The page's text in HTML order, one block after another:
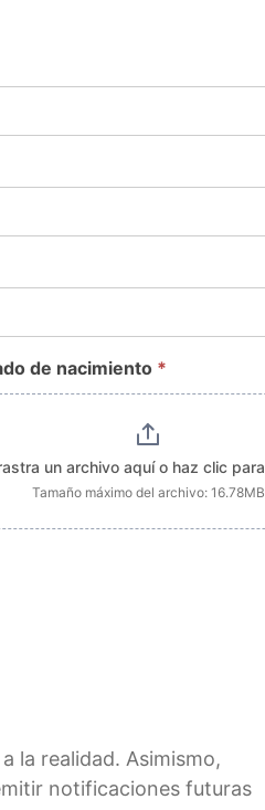
de nacimiento *
un archivo aquí o haz clic
Tamaño máximo del archivo: 16.78MB
la realidad. Asimismo,
notificaciones futuras